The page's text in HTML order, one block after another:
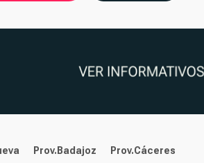
Prov.Badajoz Prov.Cáceres